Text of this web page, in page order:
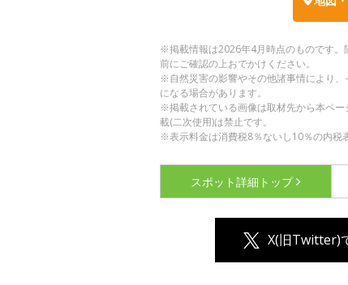
※掲載情報は2026年4月時点のものです。
前にご確認の上おでかけください。
※自然災害の影響やその他諸事情により
になる場合があります。
※掲載されている画像は取材先から本ペ
載(二次使用)は禁止です。
※表示料金は消費税8％ないし10％の内税
スポット詳細 トップ
X(旧Twitter)